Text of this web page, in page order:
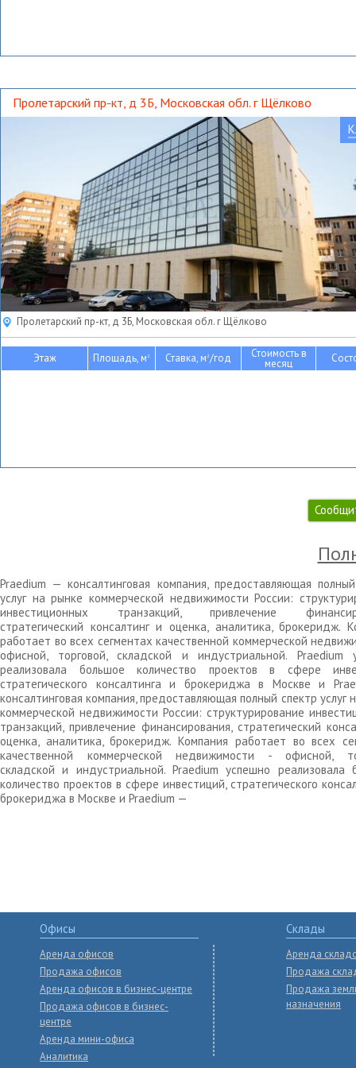
Пролетарский пр-кт, д 3Б, Московская обл. г Щёлково
Пролетарский пр-кт, д 3Б, Московская обл. г Щёлково
Этаж Площадь, м2 Ставка, м2/год Стоимость в
месяц
Praedium — консалтинговая компания, предоставляющая
услуг на рынке коммерческой недвижимости России:
инвестиционных транзакций, привлечение
стратегический консалтинг и оценка, аналитика, брокеридж.
работает во всех сегментах качественной коммерческой
офисной, торговой, складской и индустриальной. Praedium
реализовала большое количество проектов в сфере
стратегического консалтинга и брокериджа в Москве и
консалтинговая компания, предоставляющая полный спектр услуг
коммерческой недвижимости России: структурирование
транзакций, привлечение финансирования, стратегический
оценка, аналитика, брокеридж. Компания работает во всех
качественной коммерческой недвижимости - офисной,
складской и индустриальной. Praedium успешно реализовала
количество проектов в сфере инвестиций, стратегического
брокериджа в Москве и Praedium —
Офисы
Аренда офисов
Продажа офисов
Аренда офисов в бизнес-центре
Продажа офисов в бизнес-
центре
Аренда мини-офиса
Аналитика
Склады
Аренда
Продажа
Продажа
назначения